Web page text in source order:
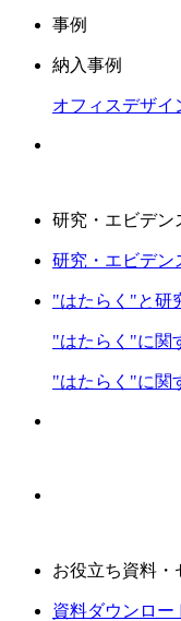
事例
納入事例
オフィスデザイ
研究・エビデン
研究・エビデン
"はたらく"と研
"はたらく"に関
"はたらく"に関
お役立ち資料・
資料ダウンロー